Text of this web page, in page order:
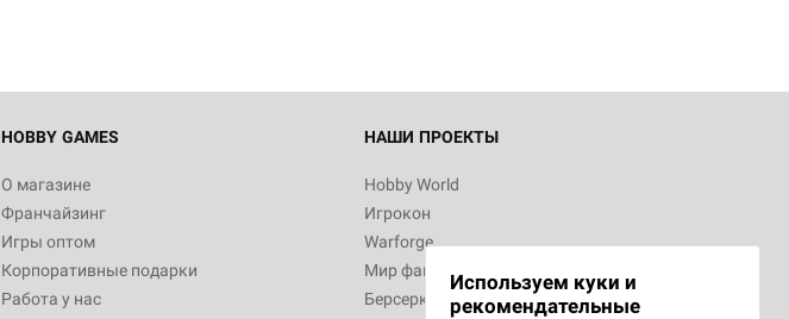
HOBBY GAMES
О магазине
Франчайзинг
Игры оптом
Корпоративные подарки
Работа у нас
НАШИ ПРОЕКТЫ
Hobby World
Игрокон
Warforge
Мир фантастики
Берсерк
Используем куки и
рекомендательные
Белая смерть
12 990
Настольная игра Hobby World Берсерк.
3 490